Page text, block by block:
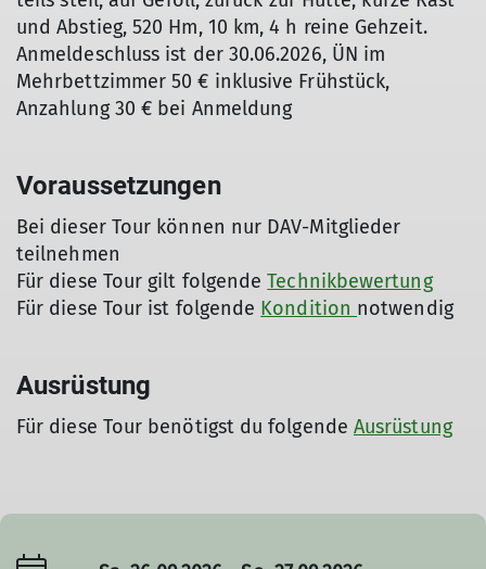
und Abstieg, 520 Hm, 10 km, 4 h reine Gehzeit.
Anmeldeschluss ist der 30.06.2026, ÜN im
Mehrbettzimmer 50 € inklusive Frühstück,
Anzahlung 30 € bei Anmeldung
Voraussetzungen
Bei dieser Tour können nur DAV-Mitglieder
teilnehmen
Für diese Tour gilt folgendeTechnikbewertung
Für diese Tour ist folgende Kondition notwendig
Ausrüstung
Für diese Tour benötigst du folgende Ausrüstung